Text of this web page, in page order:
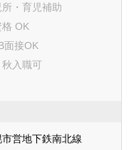
・育児補助
OK
面接OK
秋入職可
営地下鉄南北線